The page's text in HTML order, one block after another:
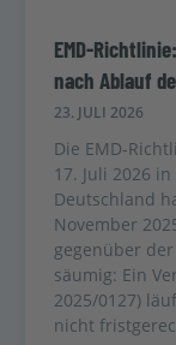
EMD-
nach Ablauf
23. JULI 2026
Die EMD-
17. Juli 2026
Deutschland
November
gegenüber
säumig: Ein
2025/0127)
nicht